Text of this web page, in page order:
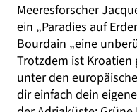
Meeresforscher
ein „Paradies auf
Bourdain „eine
Trotzdem ist
unter den
dir einfach dein